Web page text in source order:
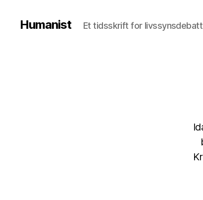
Humanist Et tidsskrift for livssynsdebatt